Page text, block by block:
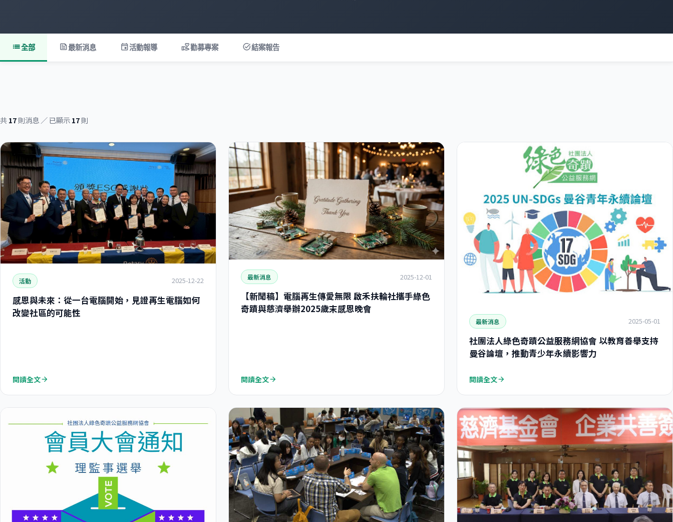
list全部 feed最新消息 event活動報導 volunteer_activism勸募專案 task_alt結案報告
共17則消息 ／ 已顯示17則
活動 2025-12-22
感恩與未來：從一台電腦開始，見證再生電腦如何
改變社區的可能性
閱讀全文arrow_forward
最新消息 2025-12-01
【新聞稿】電腦再生傳愛無限 啟禾扶輪社攜手綠色
奇蹟與慈濟舉辦2025歲末感恩晚會
閱讀全文arrow_forward
最新消息 2025-05-01
社團法人綠色奇蹟公益服務網協會 以教育善舉支持
曼谷論壇，推動青少年永續影響力
閱讀全文arrow_forward